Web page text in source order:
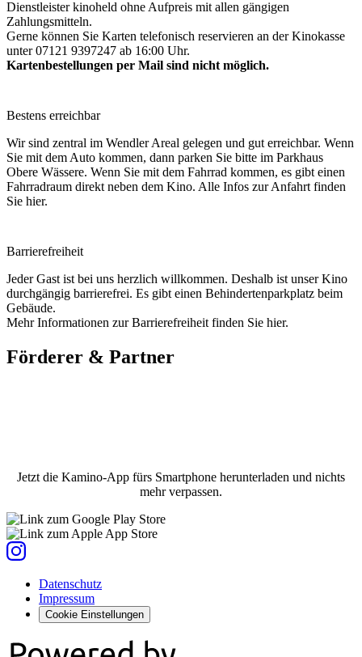
Dienstleister kinoheld ohne Aufpreis mit allen gängigen
Zahlungsmitteln.
Gerne können Sie Karten telefonisch reservieren an der Kinokasse
unter 07121 9397247 ab 16:00 Uhr.
Kartenbestellungen per Mail sind nicht möglich.
Bestens erreichbar
Wir sind zentral im Wendler Areal gelegen und gut erreichbar. Wenn
Sie mit dem Auto kommen, dann parken Sie bitte im Parkhaus
Obere Wässere. Wenn Sie mit dem Fahrrad kommen, es gibt einen
Fahrradraum direkt neben dem Kino. Alle Infos zur Anfahrt finden
Sie hier.
Barrierefreiheit
Jeder Gast ist bei uns herzlich willkommen. Deshalb ist unser Kino
durchgängig barrierefrei. Es gibt einen Behindertenparkplatz beim
Gebäude.
Mehr Informationen zur Barrierefreiheit finden Sie hier.
Förderer & Partner
Jetzt die Kamino-App fürs Smartphone herunterladen und nichts
mehr verpassen.
Datenschutz
Impressum
Cookie Einstellungen